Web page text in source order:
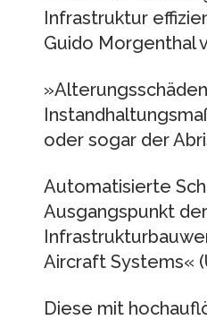
Infrastruktur
Guido Morgenthal
oder sogar der
Automatisierte
Ausgangspunkt
Aircraft Systems«
Diese mit